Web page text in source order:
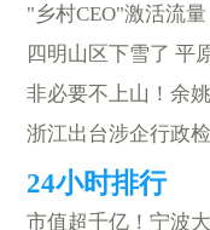
"乡村CEO"激活流
四明山区下雪了 平
非必要不上山！余
浙江出台涉企行政
市值超千亿！宁波